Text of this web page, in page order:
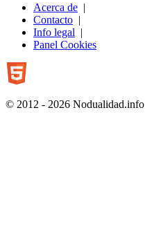
Acerca de |
Contacto |
Info legal |
Panel Cookies
© 2012 - 2026 Nodualidad.info